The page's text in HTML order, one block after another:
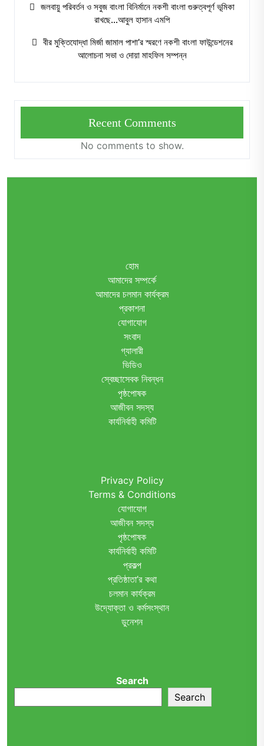
জলবায়ু পরিবর্তন ও সবুজ বাংলা বিনির্মানে নকশী বাংলা গুরুত্বপূর্ণ ভূমিকা
রাখছে…আবুল হাসান এমপি
বীর মুক্তিযোদ্ধা মির্জা জামাল পাশা’র স্মরণে নকশী বাংলা ফাউন্ডেশনের
আলোচনা সভা ও দোয়া মাহফিল সম্পন্ন
Recent Comments
No comments to show.
হোম
আমাদের সম্পর্কে
আমাদের চলমান কার্যক্রম
প্রকাশনা
যোগাযোগ
সংবাদ
গ্যালারী
ভিডিও
স্বেচ্ছাসেবক নিবন্ধন
পৃষ্ঠপোষক
আজীবন সদস্য
কার্যনির্বাহী কমিটি
Privacy Policy
Terms & Conditions
যোগাযোগ
আজীবন সদস্য
পৃষ্ঠপোষক
কার্যনির্বাহী কমিটি
প্রকল্প
প্রতিষ্ঠাতা’র কথা
চলমান কার্যক্রম
উদ্যোক্তা ও কর্মসংস্থান
ডুনেশন
Search
Search